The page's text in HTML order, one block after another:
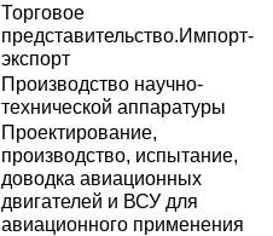
Торговое
представительство.Импорт-
экспорт
Производство научно-
технической аппаратуры
Проектирование,
производство, испытание,
доводка авиационных
двигателей и ВСУ для
авиационного применения